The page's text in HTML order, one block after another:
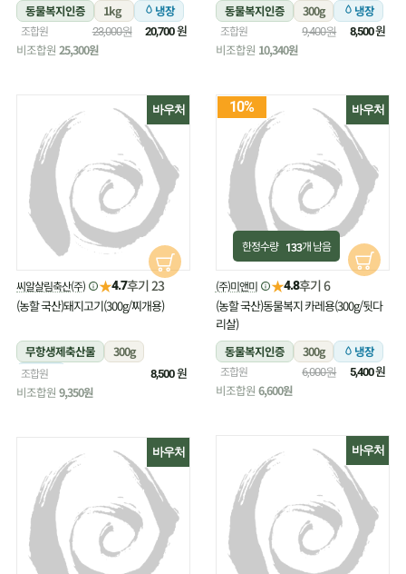
동물복지인증
300g 냉장
조합원 9,400원 8,500원
비조합원 10,340원
동물복지인증 1kg 냉장
조합원 23,000원 20,700원
비조합원 25,300원
바우처
10%
한정수량 133개 남음
(주)미앤미 ★4.8후기 6
(농할 국산)동물복지 카레용(300g/뒷다
리살)
동물복지인증
300g 냉장
조합원 6,000원 5,400원
비조합원 6,600원
바우처
씨알살림축산(주) ★4.7후기 23
(농할 국산)돼지고기(300g/찌개용)
무항생제축산물
300g
냉장
조합원 8,500원
비조합원 9,350원
바우처
바우처